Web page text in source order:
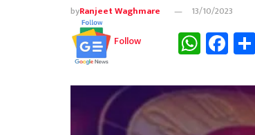
byRanjeet Waghmare 13/10/2023
Follow